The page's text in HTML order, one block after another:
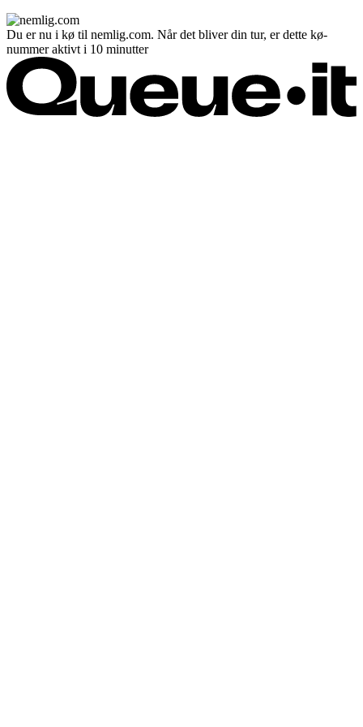
Du er nu i kø til nemlig.com. Når det bliver din tur, er dette kø-
nummer aktivt i 10 minutter